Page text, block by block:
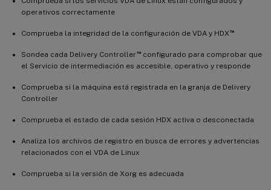
operativos correctamente
Comprueba la integridad de la configuración de VDA y HDX ™
Sondea cada Delivery Controller™configurado para comprobar que
el Servicio de intermediación es accesible, operativo y responde
Comprueba si la máquina está registrada en la granja de Delivery
Controller
Comprueba el estado de cada sesión HDX activa o desconectada
Analiza los archivos de registro en busca de errores y advertencias
relacionados con el VDA de Linux
Comprueba si la versión de Xorg es adecuada